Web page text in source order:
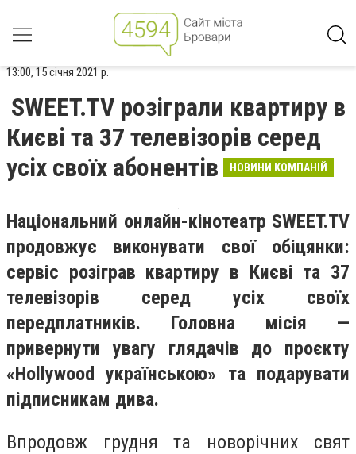
13:00, 15 січня 2021 р.
SWEET.TV розіграли квартиру в
Києві та 37 телевізорів серед
усіх своїх абонентів
НОВИНИ КОМПАНІЙ
Національний онлайн-кінотеатр SWEET.TV
продовжує виконувати свої обіцянки:
сервіс розіграв квартиру в Києві та 37
телевізорів серед усіх своїх
передплатників. Головна місія —
привернути увагу глядачів до проєкту
«Hollywood українською» та подарувати
підписникам дива.
Впродовж грудня та новорічних свят